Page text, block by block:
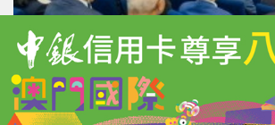
立法會舉行學習習近平主席講話座談會